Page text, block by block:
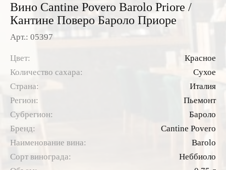
Вино Cantine Povero Barolo Priore /
Кантине Поверо Бароло Приоре
Арт.: 05397
Цвет:
Красное
Количество сахара:
Сухое
Страна:
Италия
Регион:
Пьемонт
Субрегион:
Бароло
Бренд:
Cantine Povero
Наименование вина:
Barolo
Сорт винограда:
Неббиоло